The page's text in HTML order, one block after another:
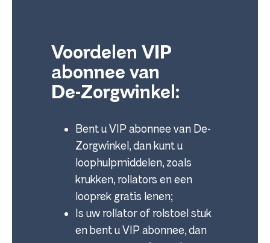
Voordelen VIP
abonnee van
De-Zorgwinkel:
Bent u VIP abonnee van De-
Zorgwinkel, dan kunt u
loophulpmiddelen, zoals
krukken, rollators en een
looprek gratis lenen;
Is uw rollator of rolstoel stuk
en bent u VIP abonnee, dan